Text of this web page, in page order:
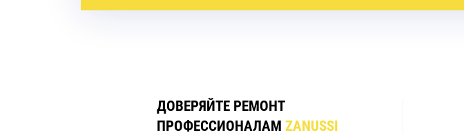
ДОВЕРЯЙТЕ РЕМОНТ
ПРОФЕССИОНАЛАМ ZANUSSI